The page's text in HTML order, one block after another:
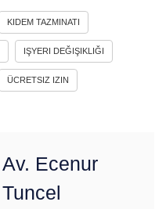
KIDEM TAZMINATI
IŞYERI DEĞIŞIKLIĞI
ÜCRETSIZ IZIN
Av. Ecenur
Tuncel